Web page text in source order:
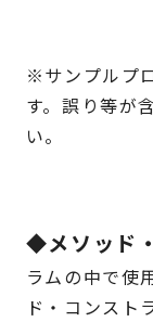
※サンプルプ
す。誤り等が
い。
◆メソッド
ラムの中で使
ド・コンスト